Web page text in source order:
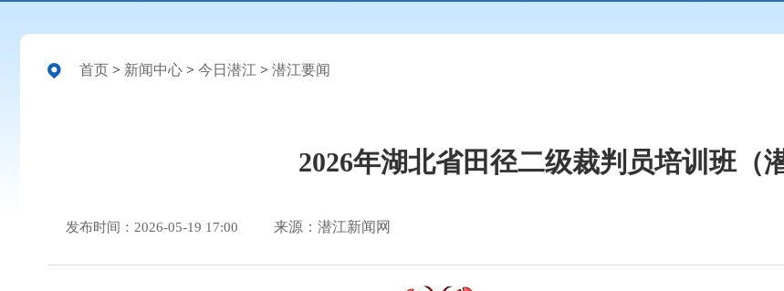
首页 > 新闻中心 > 今日潜江 > 潜江要闻
2026年湖北省田径二级裁判员培训班（
发布时间：2026-05-19 17:00 来源：潜江新闻网